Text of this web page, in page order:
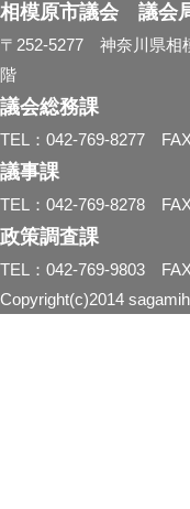
相模原市議会 議会
〒252-5277 神奈川県相
階
議会総務課
TEL：042-769-8277
議事課
TEL：042-769-8278
政策調査課
TEL：042-769-9803
Copyright(c)2014